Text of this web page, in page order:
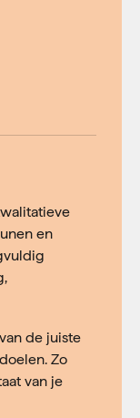
en
de juiste
Zo
van je